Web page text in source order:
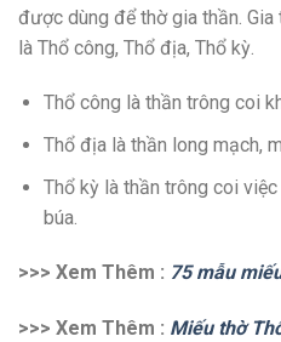
được dùng để thờ gia thần.
là Thổ công, Thổ địa, Thổ kỳ.
Thổ công là thần trông coi
Thổ địa là thần long mạch,
Thổ kỳ là thần trông coi
búa.
>>> Xem Thêm : 75 mẫu
>>> Xem Thêm : Miếu thờ